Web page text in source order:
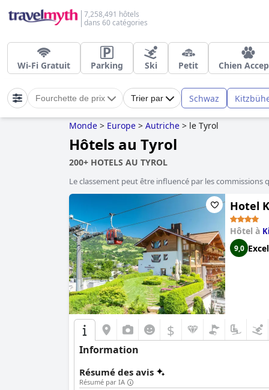
7,258,491 hôtels
dans 60 catégories
Wi-Fi Gratuit Parking Ski Petit Chien
Fourchette de prix Trier par Schwaz
Monde > Europe > Autriche > le Tyrol
Hôtels au Tyrol
200+ HOTELS AU TYROL
Le classement peut être influencé par les commissions
Hotel
Hôtel à
9,0
$
Information
Résumé des avis
Résumé par IA